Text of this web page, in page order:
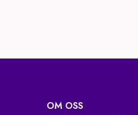
OM OSS